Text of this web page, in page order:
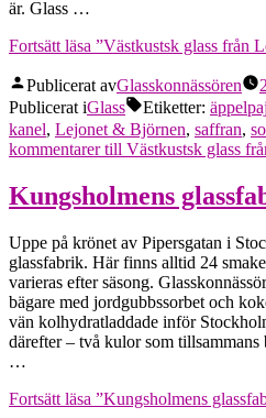
är. Glass …
Fortsätt läsa ”Västkustsk glass från
Publicerat avGlasskonnässören
Publicerat iGlass Etiketter: äppelpaj
kanel, Lejonet & Björnen, saffran,
kommentarertill Västkustsk glass
Kungsholmens
Uppe på krönet av Pipersgatan i
glassfabrik. Här finns alltid 24
varieras efter säsong.
bägare med jordgubbssorbet och
vän kolhydratladdade inför
därefter – två kulor som
…
Fortsätt läsa ”Kungsholmens